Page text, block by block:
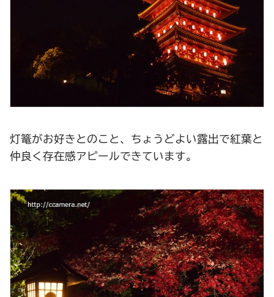
灯篭がお好きとのこと、ちょうどよい露出で紅葉と
仲良く存在感アピールできています。